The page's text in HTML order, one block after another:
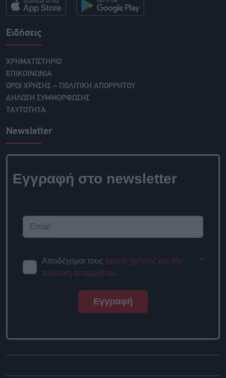
Ειδήσεις
ΧΡΗΜΑΤΙΣΤΗΡΙΟ
ΕΠΙΚΟΙΝΩΝΙΑ
ΟΡΟΙ ΧΡΗΣΗΣ – ΠΟΛΙΤΙΚΗ ΑΠΟΡΡΗΤΟΥ
ΔΗΛΩΣΗ ΣΥΜΜΟΡΦΩΣΗΣ
ΤΑΥΤΟΤΗΤΑ
Newsletter
Εγγραφή στο
Αποδέχομαι τους
και την πολιτική απορρήτου